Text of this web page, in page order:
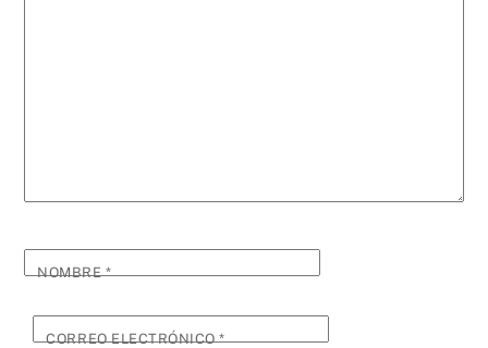
NOMBRE*
CORREO ELECTRÓNICO*